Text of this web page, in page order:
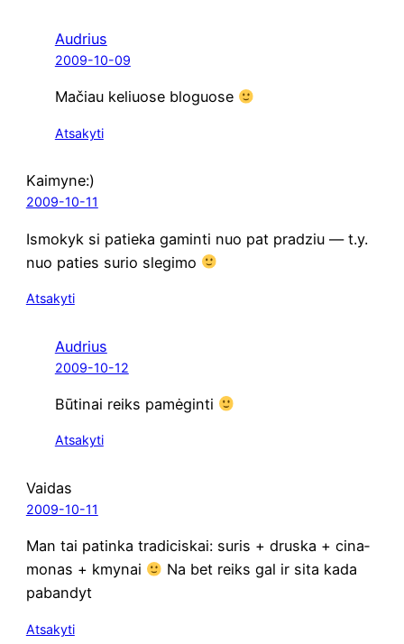
Audrius
2009-10-09
Mačiau keliuo­se bloguose
Atsakyti
Kaimyne:)
2009-10-11
Ismo­kyk si patie­ka gamin­ti nuo pat pra­dziu — t.y.
nuo paties surio slegimo
Atsakyti
Audrius
2009-10-12
Būti­nai reiks pamėginti
Atsakyti
Vaidas
2009-10-11
Man tai patin­ka tra­di­ci­skai: suris + drus­ka + cina­
mo­nas + kmy­nai
Na bet reiks gal ir sita kada
pabandyt
Atsakyti